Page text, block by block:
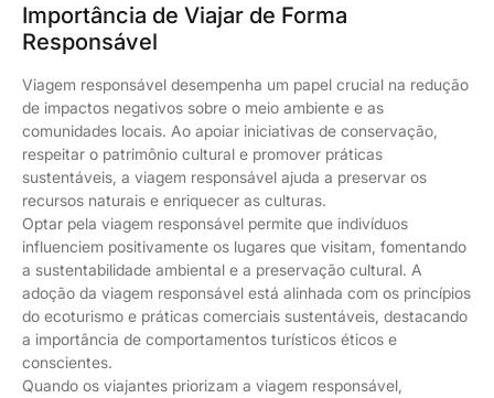
Importância de Viajar de Forma
Responsável
Viagem responsável desempenha um papel crucial na redução
de impactos negativos sobre o meio ambiente e as
comunidades locais. Ao apoiar iniciativas de conservação,
respeitar o patrimônio cultural e promover práticas
sustentáveis, a viagem responsável ajuda a preservar os
recursos naturais e enriquecer as culturas.
Optar pela viagem responsável permite que indivíduos
influenciem positivamente os lugares que visitam, fomentando
a sustentabilidade ambiental e a preservação cultural. A
adoção da viagem responsável está alinhada com os princípios
do ecoturismo e práticas comerciais sustentáveis, destacando
a importância de comportamentos turísticos éticos e
conscientes.
Quando os viajantes priorizam a viagem responsável,